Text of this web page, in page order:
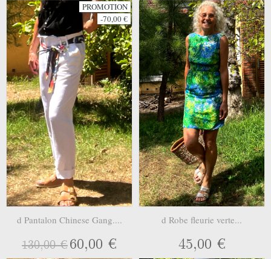
PROMOTION
-70,00 €
d Pantalon Chinese Gang....
130,00 €60,00 €
d Robe fleurie verte...
45,00 €